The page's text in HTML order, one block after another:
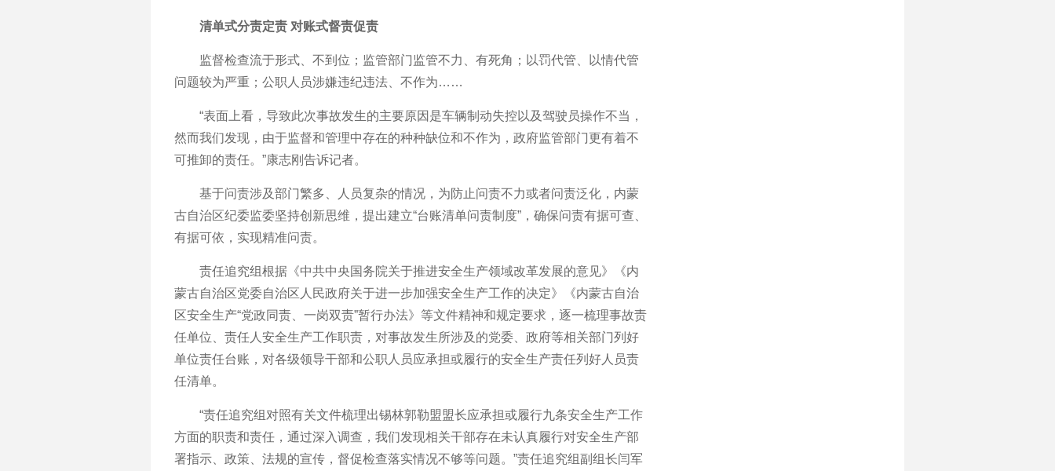
清单式分责定责 对账式督责促责
监督检查流于形式、不到位；监管部门监管不力、有死角；以罚代管、以情代管
问题较为严重；公职人员涉嫌违纪违法、不作为……
“表面上看，导致此次事故发生的主要原因是车辆制动失控以及驾驶员操作不当，
然而我们发现，由于监督和管理中存在的种种缺位和不作为，政府监管部门更有着不
可推卸的责任。”康志刚告诉记者。
基于问责涉及部门繁多、人员复杂的情况，为防止问责不力或者问责泛化，内蒙
古自治区纪委监委坚持创新思维，提出建立“台账清单问责制度”，确保问责有据可查、
有据可依，实现精准问责。
责任追究组根据《中共中央国务院关于推进安全生产领域改革发展的意见》《内
蒙古自治区党委自治区人民政府关于进一步加强安全生产工作的决定》《内蒙古自治
区安全生产“党政同责、一岗双责”暂行办法》等文件精神和规定要求，逐一梳理事故责
任单位、责任人安全生产工作职责，对事故发生所涉及的党委、政府等相关部门列好
单位责任台账，对各级领导干部和公职人员应承担或履行的安全生产责任列好人员责
任清单。
“责任追究组对照有关文件梳理出锡林郭勒盟盟长应承担或履行九条安全生产工作
方面的职责和责任，通过深入调查，我们发现相关干部存在未认真履行对安全生产部
署指示、政策、法规的宣传，督促检查落实情况不够等问题。”责任追究组副组长闫军